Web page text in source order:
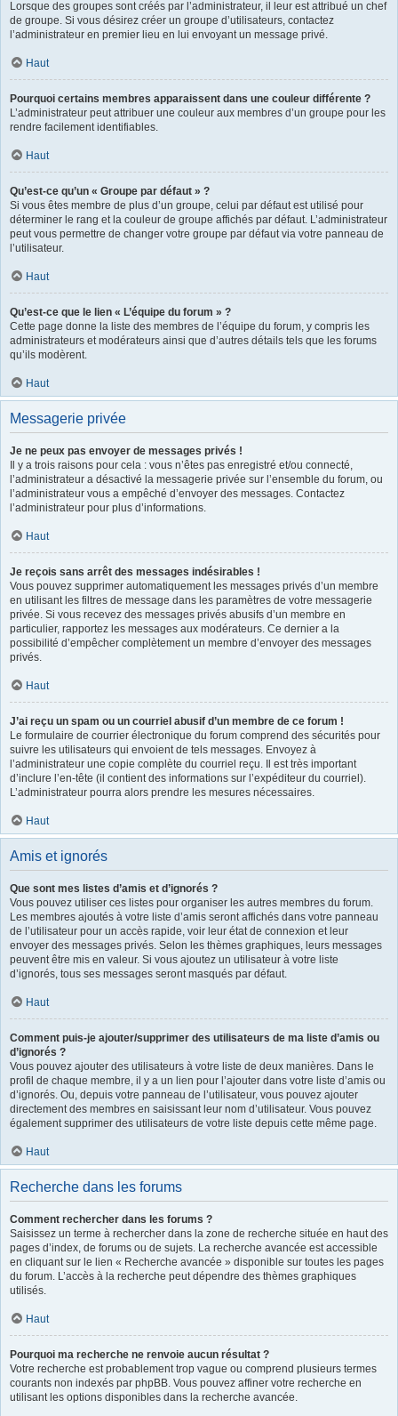
Lorsque des groupes sont créés par l’administrateur, il leur est attribué un chef
de groupe. Si vous désirez créer un groupe d’utilisateurs, contactez
l’administrateur en premier lieu en lui envoyant un message privé.
Haut
Pourquoi certains membres apparaissent dans une couleur différente ?
L’administrateur peut attribuer une couleur aux membres d’un groupe pour les
rendre facilement identifiables.
Haut
Qu’est-ce qu’un « Groupe par défaut » ?
Si vous êtes membre de plus d’un groupe, celui par défaut est utilisé pour
déterminer le rang et la couleur de groupe affichés par défaut. L’administrateur
peut vous permettre de changer votre groupe par défaut via votre panneau de
l’utilisateur.
Haut
Qu’est-ce que le lien « L’équipe du forum » ?
Cette page donne la liste des membres de l’équipe du forum, y compris les
administrateurs et modérateurs ainsi que d’autres détails tels que les forums
qu’ils modèrent.
Haut
Messagerie privée
Je ne peux pas envoyer de messages privés !
Il y a trois raisons pour cela : vous n’êtes pas enregistré et/ou connecté,
l’administrateur a désactivé la messagerie privée sur l’ensemble du forum, ou
l’administrateur vous a empêché d’envoyer des messages. Contactez
l’administrateur pour plus d’informations.
Haut
Je reçois sans arrêt des messages indésirables !
Vous pouvez supprimer automatiquement les messages privés d’un membre
en utilisant les filtres de message dans les paramètres de votre messagerie
privée. Si vous recevez des messages privés abusifs d’un membre en
particulier, rapportez les messages aux modérateurs. Ce dernier a la
possibilité d’empêcher complètement un membre d’envoyer des messages
privés.
Haut
J’ai reçu un spam ou un courriel abusif d’un membre de ce forum !
Le formulaire de courrier électronique du forum comprend des sécurités pour
suivre les utilisateurs qui envoient de tels messages. Envoyez à
l’administrateur une copie complète du courriel reçu. Il est très important
d’inclure l’en-tête (il contient des informations sur l’expéditeur du courriel).
L’administrateur pourra alors prendre les mesures nécessaires.
Haut
Amis et ignorés
Que sont mes listes d’amis et d’ignorés ?
Vous pouvez utiliser ces listes pour organiser les autres membres du forum.
Les membres ajoutés à votre liste d’amis seront affichés dans votre panneau
de l’utilisateur pour un accès rapide, voir leur état de connexion et leur
envoyer des messages privés. Selon les thèmes graphiques, leurs messages
peuvent être mis en valeur. Si vous ajoutez un utilisateur à votre liste
d’ignorés, tous ses messages seront masqués par défaut.
Haut
Comment puis-je ajouter/supprimer des utilisateurs de ma liste d’amis ou
d’ignorés ?
Vous pouvez ajouter des utilisateurs à votre liste de deux manières. Dans le
profil de chaque membre, il y a un lien pour l’ajouter dans votre liste d’amis ou
d’ignorés. Ou, depuis votre panneau de l’utilisateur, vous pouvez ajouter
directement des membres en saisissant leur nom d’utilisateur. Vous pouvez
également supprimer des utilisateurs de votre liste depuis cette même page.
Haut
Recherche dans les forums
Comment rechercher dans les forums ?
Saisissez un terme à rechercher dans la zone de recherche située en haut des
pages d’index, de forums ou de sujets. La recherche avancée est accessible
en cliquant sur le lien « Recherche avancée » disponible sur toutes les pages
du forum. L’accès à la recherche peut dépendre des thèmes graphiques
utilisés.
Haut
Pourquoi ma recherche ne renvoie aucun résultat ?
Votre recherche est probablement trop vague ou comprend plusieurs termes
courants non indexés par phpBB. Vous pouvez affiner votre recherche en
utilisant les options disponibles dans la recherche avancée.